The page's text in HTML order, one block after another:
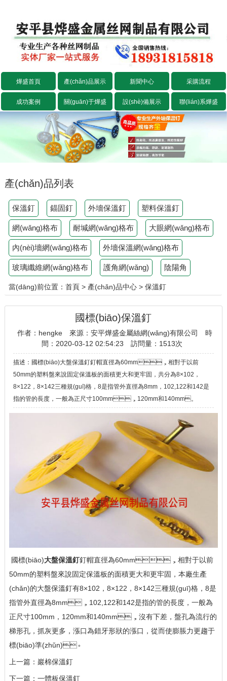
燁盛首頁 產(chǎn)品展示 新聞中心 采購流程
成功案例 關(guān)于燁盛 設(shè)備展示 聯(lián)系燁盛
產(chǎn)品列表
保溫釘 錨固釘 外墻保溫釘 塑料保溫釘
網(wǎng)格布 耐堿網(wǎng)格布 大眼網(wǎng)格布
內(nèi)墻網(wǎng)格布 外墻保溫網(wǎng)格布
玻璃纖維網(wǎng)格布 護角網(wǎng) 陰陽角
當(dāng)前位置： 首頁> 產(chǎn)品中心> 保溫釘
國標(biāo)保溫釘
作者：hengke 來源：安平燁盛金屬絲網(wǎng)有限公司
時
間：2020-03-12 02:54:23
訪問量： 1513次
描述：國標(biāo)大盤保溫釘釘帽直徑為60mm，相對于以前
50mm的塑料盤來說固定保溫板的面積更大和更牢固，共分為8×102，
8×122，8×142三種規(guī)格，8是指管外直徑為8mm，102,122和142是
指的管的長度，一般為正尺寸100mm，120mm和140mm。
國標(biāo)大盤保溫釘釘帽直徑為60mm，相對于以前
50mm的塑料盤來說固定保溫板的面積更大和更牢固，本廠生產
(chǎn)的大盤保溫釘有8×102，8×122，8×142三種規(guī)格，8是
指管外直徑為8mm，102,122和142是指的管的長度，一般為
正尺寸100mm，120mm和140mm，沒有下差，盤孔為流行的
梯形孔，抓灰更多，漲口為錯牙形狀的漲口，從而使膨脹力更趨于
標(biāo)準(zhǔn)。
上一篇： 巖棉保溫釘
下一篇： 一體板保溫釘